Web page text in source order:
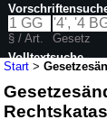
Start >
§ / Art.
Gesetz
Volltextsuche